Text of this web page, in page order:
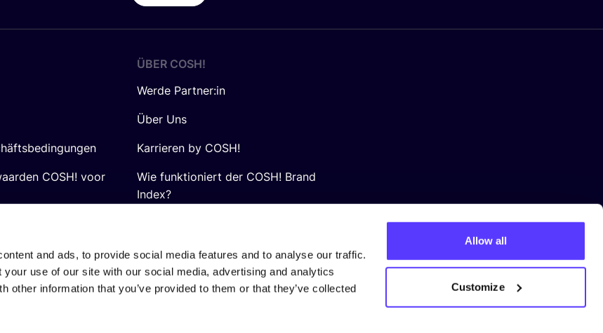
and ads, to provide social media features and to analyse our traffic.
your use of our site with our social media, advertising and analytics
other information that you’ve provided to them or that they’ve collected
Allow all
Customize
COSH! voor
ÜBER COSH!
Werde Partner:in
Über Uns
Karrieren by COSH!
Wie funktioniert der COSH! Brand
Index?